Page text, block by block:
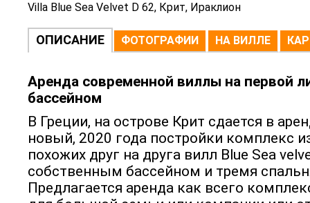
Villa Blue Sea Velvet D 62, Крит, Ираклион
ОПИСАНИЕ ФОТОГРАФИИ НА ВИЛЛЕ
Аренда современной виллы на первой
бассейном
В Греции, на острове Крит сдается в
новый, 2020 года постройки комплекс
похожих друг на друга вилл Blue Sea
собственным бассейном и тремя
Предлагается аренда как всего